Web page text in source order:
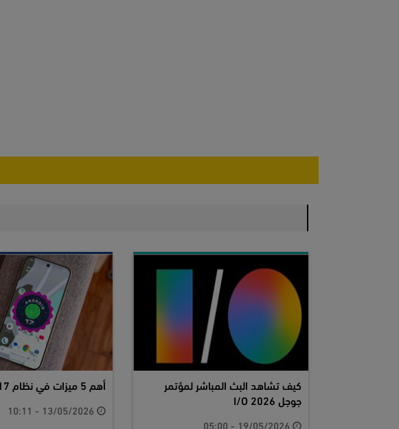
كيف تشاهد البث المباشر لمؤتمر
جوجل I/O 2026
أهم 5 ميزات في نظام Android 17